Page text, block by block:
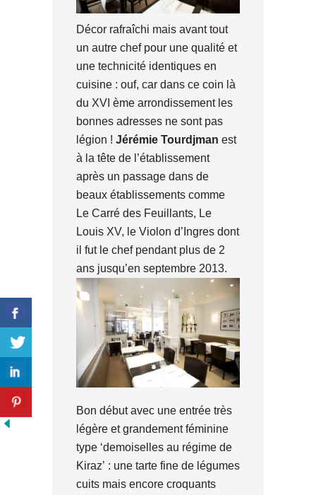
Décor rafraîchi mais avant tout
un autre chef pour une qualité et
une technicité identiques en
cuisine : ouf, car dans ce coin là
du XVI ème arrondissement les
bonnes adresses ne sont pas
légion ! Jérémie Tourdjman est
à la tête de l’établissement
après un passage dans de
beaux établissements comme
Le Carré des Feuillants, Le
Louis XV, le Violon d’Ingres dont
il fut le chef pendant plus de 2
ans jusqu’en septembre 2013.
Bon début avec une entrée très
légère et grandement féminine
type ‘demoiselles au régime de
Kiraz’ : une tarte fine de légumes
cuits mais encore croquants